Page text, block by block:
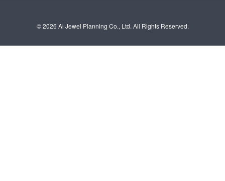
©2026 Ai Jewel Planning Co., Ltd. All Rights Reserved.